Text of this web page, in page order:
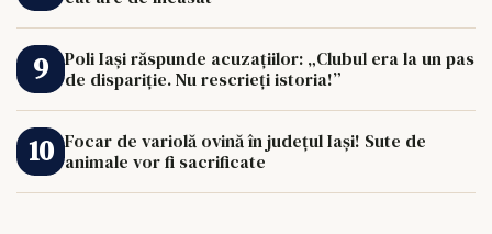
Poli Iași răspunde acuzațiilor: „Clubul era la un pas
de dispariție. Nu rescrieți istoria!”
Focar de variolă ovină în județul Iași! Sute de
animale vor fi sacrificate